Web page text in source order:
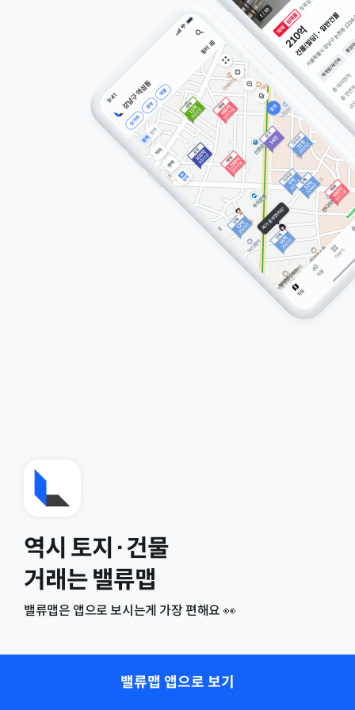
역시 토지·건물
거래는 밸류맵
밸류맵은 앱으로 보시는게 가장 편해요 👀
밸류맵 앱으로 보기